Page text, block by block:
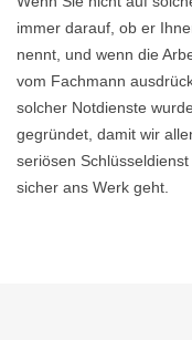
immer darauf, ob er
nennt, und wenn die
vom Fachmann
solcher Notdienste
gegründet, damit wir
seriösen
sicher ans Werk geht.